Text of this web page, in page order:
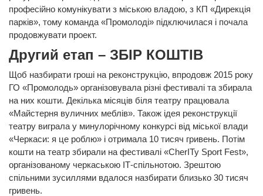
професійно комунікувати з міською владою, з КП «Дирекція
парків», тому команда «Промолоді» підключилася і почала
продовжувати проект.
Другий етап – ЗБІР КОШТІВ
Щоб назбирати гроші на реконструкцію, впродовж 2015 року
ГО «Промолодь» організовувала різні фестивалі та збирала
на них кошти. Декілька місяців біля театру працювала
«Майстерня вуличних меблів». Також ідея реконструкції
театру виграла у минулорічному конкурсі від міської влади
«Черкаси: я це роблю» і отримала 10 тисяч гривень. Потім
кошти на театр збирали на фестивалі «CherITy Sport Fest»,
організованому черкаською ІТ-спільнотою. Зрештою
спільними зусиллями вдалося назбирати близько 30 тисяч
гривень.